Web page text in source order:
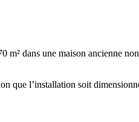
m² dans une maison ancienne
que l’installation soit